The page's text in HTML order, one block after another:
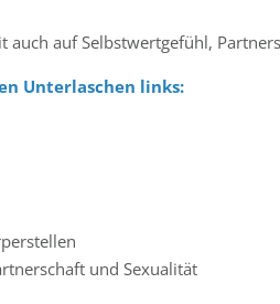
auf Selbstwertgefühl,
Unterlaschen links:
und Sexualität